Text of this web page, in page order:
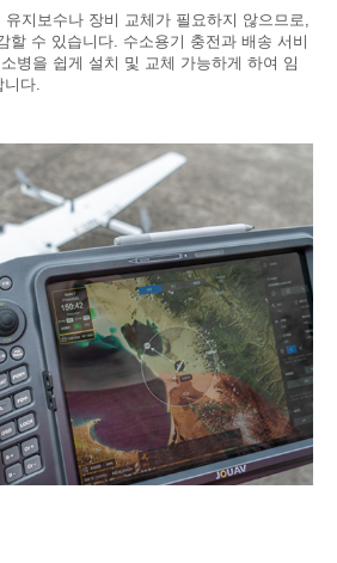
지보수나 장비 교체가 필요하지 않으므로,
할 수 있습니다. 수소용기 충전과 배송 서비
병을 쉽게 설치 및 교체 가능하게 하여 임
니다.